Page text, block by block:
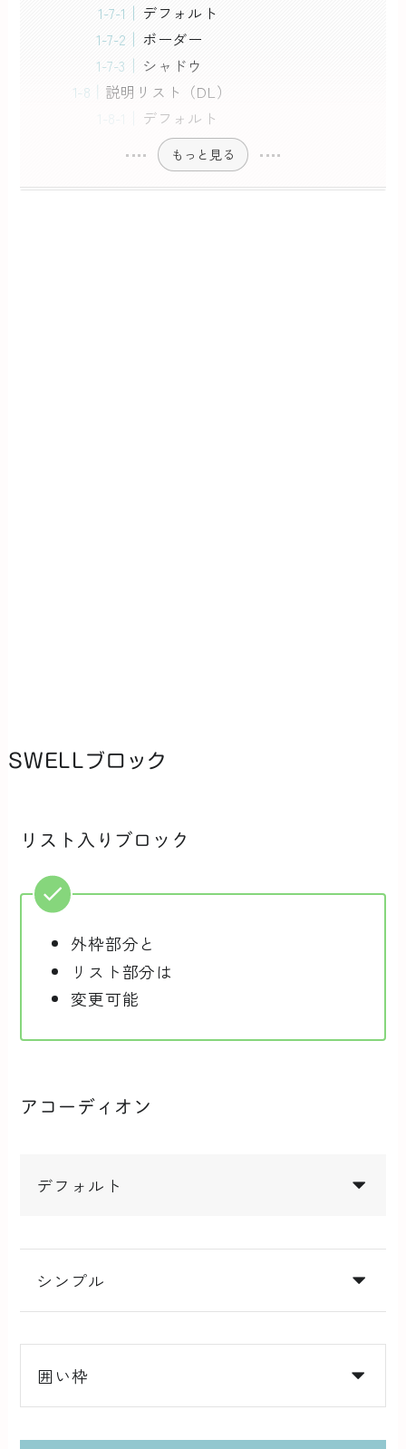
デフォルト
ボーダー
シャドウ
説明リスト（DL）
デフォルト
もっと見る
SWELLブロック
リスト入りブロック
外枠部分と
リスト部分は
変更可能
アコーディオン
デフォルト
シンプル
囲い枠